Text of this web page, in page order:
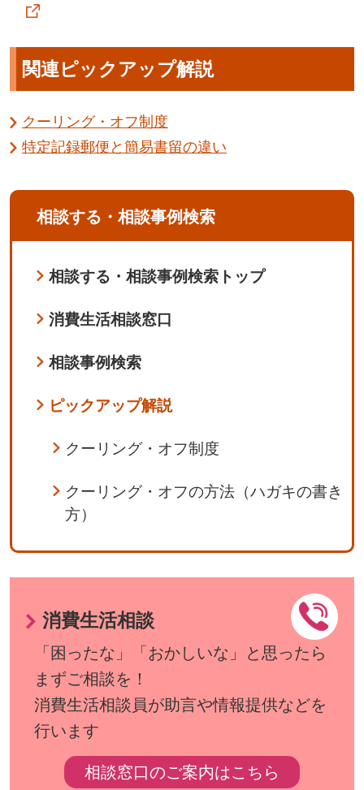
関連ピックアップ解説
クーリング・オフ制度
特定記録郵便と簡易書留の違い
相談する・相談事例検索
相談する・相談事例検索トップ
消費生活相談窓口
相談事例検索
ピックアップ解説
クーリング・オフ制度
クーリング・オフの方法（ハガキの書き
方）
消費生活相談
「困ったな」「おかしいな」と思ったら
まずご相談を！
消費生活相談員が助言や情報提供などを
行います
相談窓口のご案内はこちら